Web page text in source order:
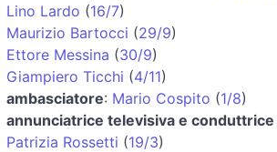
Lino Lardo (16/7)
Maurizio Bartocci (29/9)
Ettore Messina (30/9)
Giampiero Ticchi (4/11)
ambasciatore: Mario Cospito (1/8)
annunciatrice televisiva e
Patrizia Rossetti (19/3)